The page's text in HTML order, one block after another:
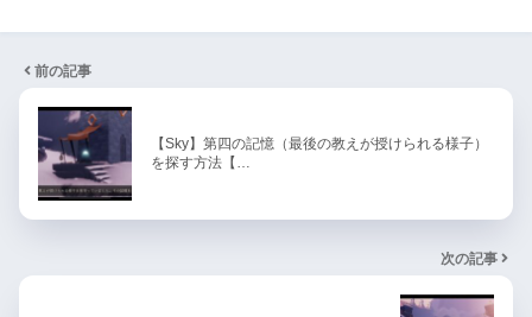
前の記事
【Sky】第四の記憶（最後の教えが授けられる様子）
を探す方法【…
次の記事